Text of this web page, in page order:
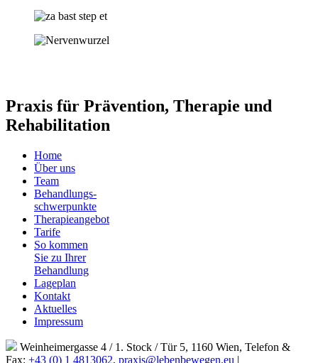
Praxis für Prävention, Therapie und
Rehabilitation
Home
Über uns
Team
Behandlungs-
schwerpunkte
Therapieangebot
Tarife
So kommen
Sie zu Ihrer
Behandlung
Lageplan
Kontakt
Aktuelles
Impressum
Weinheimergasse 4 / 1. Stock / Tür 5, 1160 Wien, Telefon &
Fax: +43 (0) 1 4813062, praxis@lebenbewegen.eu |